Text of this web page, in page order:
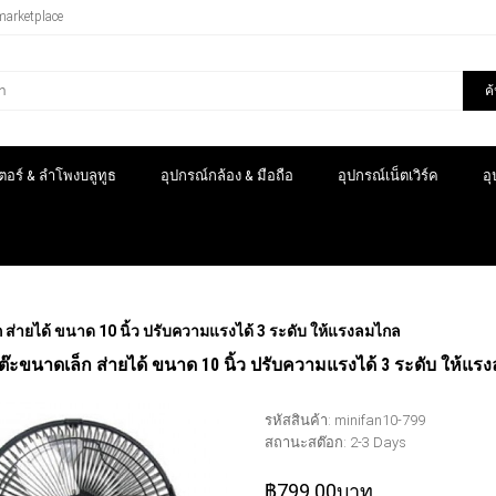
อร์ & ลำโพงบลูทูธ อุปกรณ์กล้อง & มือถือ อุปกรณ์เน็ตเวิร์ค อุ
ายได้ ขนาด 10 นิ้ว ปรับความแรงได้ 3 ระดับ ให้แรงลมไกล
ขนาดเล็ก ส่ายได้ ขนาด 10 นิ้ว ปรับความแรงได้ 3 ระดับ ให้แร
รหัสสินค้า: minifan10-799
สถานะสต๊อก: 2-3 Days
฿799.00บาท